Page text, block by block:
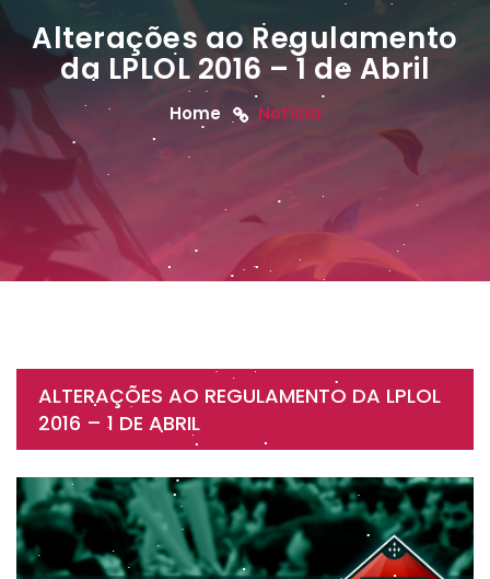
Alterações ao Regulamento
da LPLOL 2016 – 1 de Abril
Home Notícia
ALTERAÇÕES AO REGULAMENTO DA LPLOL
2016 – 1 DE ABRIL